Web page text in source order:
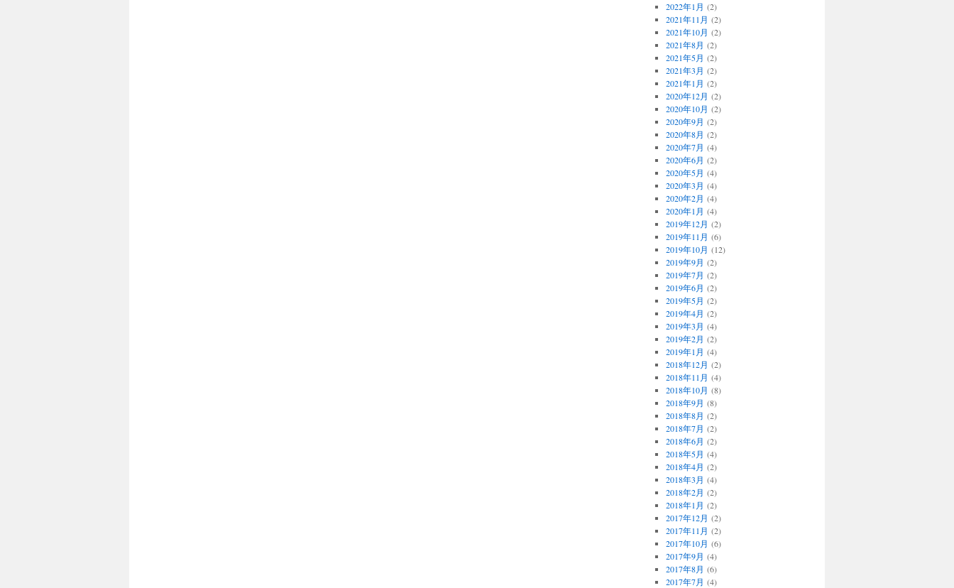
2022年1月 (2)
2021年11月 (2)
2021年10月 (2)
2021年8月 (2)
2021年5月 (2)
2021年3月 (2)
2021年1月 (2)
2020年12月 (2)
2020年10月 (2)
2020年9月 (2)
2020年8月 (2)
2020年7月 (4)
2020年6月 (2)
2020年5月 (4)
2020年3月 (4)
2020年2月 (4)
2020年1月 (4)
2019年12月 (2)
2019年11月 (6)
2019年10月 (12)
2019年9月 (2)
2019年7月 (2)
2019年6月 (2)
2019年5月 (2)
2019年4月 (2)
2019年3月 (4)
2019年2月 (2)
2019年1月 (4)
2018年12月 (2)
2018年11月 (4)
2018年10月 (8)
2018年9月 (8)
2018年8月 (2)
2018年7月 (2)
2018年6月 (2)
2018年5月 (4)
2018年4月 (2)
2018年3月 (4)
2018年2月 (2)
2018年1月 (2)
2017年12月 (2)
2017年11月 (2)
2017年10月 (6)
2017年9月 (4)
2017年8月 (6)
2017年7月 (4)